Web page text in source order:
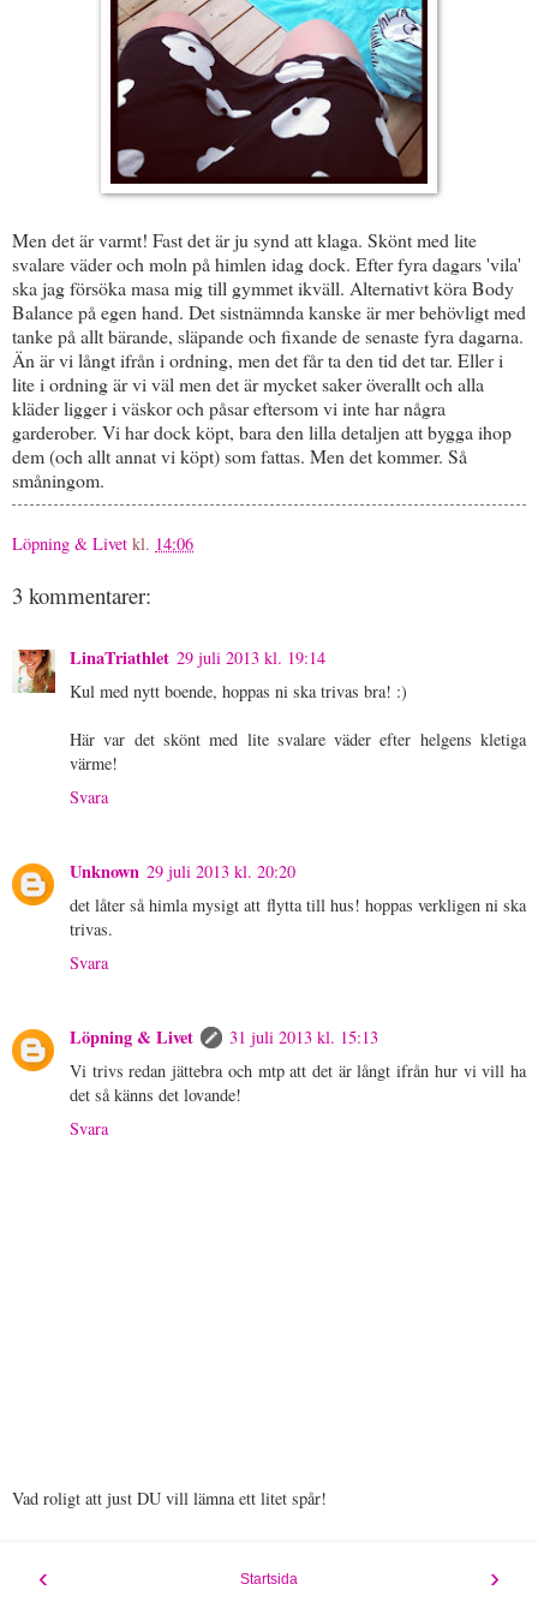
Men det är varmt! Fast det är ju synd att klaga. Skönt med lite
svalare väder och moln på himlen idag dock. Efter fyra dagars 'vila'
ska jag försöka masa mig till gymmet ikväll. Alternativt köra Body
Balance på egen hand. Det sistnämnda kanske är mer behövligt med
tanke på allt bärande, släpande och fixande de senaste fyra dagarna.
Än är vi långt ifrån i ordning, men det får ta den tid det tar. Eller i
lite i ordning är vi väl men det är mycket saker överallt och alla
kläder ligger i väskor och påsar eftersom vi inte har några
garderober. Vi har dock köpt, bara den lilla detaljen att bygga ihop
dem (och allt annat vi köpt) som fattas. Men det kommer. Så
småningom.
Löpning & Livet kl. 14:06
3 kommentarer:
LinaTriathlet 29 juli 2013 kl. 19:14
Kul med nytt boende, hoppas ni ska trivas bra! :)
Här var det skönt med lite svalare väder efter helgens kletiga
värme!
Svara
Unknown 29 juli 2013 kl. 20:20
det låter så himla mysigt att flytta till hus! hoppas verkligen ni ska
trivas.
Svara
Löpning & Livet
31 juli 2013 kl. 15:13
Vi trivs redan jättebra och mtp att det är långt ifrån hur vi vill ha
det så känns det lovande!
Svara
Vad roligt att just DU vill lämna ett litet spår!
‹ ›
Startsida